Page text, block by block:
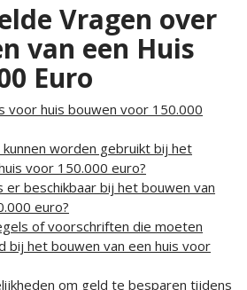
Vragen over
van een Huis
Euro
voor huis bouwen voor 150.000
worden gebruikt bij het
voor 150.000 euro?
er beschikbaar bij het bouwen van
euro?
of voorschriften die moeten
bij het bouwen van een huis voor
om geld te besparen tijdens